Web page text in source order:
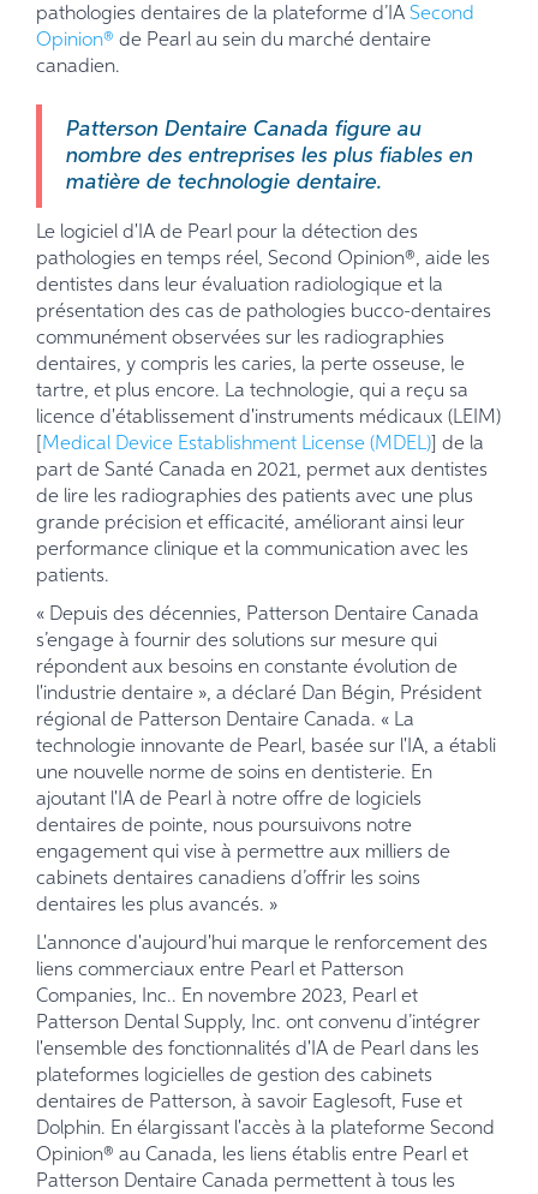
pathologies dentaires de la plateforme d’IA Second
Opinion® de Pearl au sein du marché dentaire
canadien.
Patterson Dentaire Canada figure au
nombre des entreprises les plus fiables en
matière de technologie dentaire.
Le logiciel d'IA de Pearl pour la détection des
pathologies en temps réel, Second Opinion®, aide les
dentistes dans leur évaluation radiologique et la
présentation des cas de pathologies bucco-dentaires
communément observées sur les radiographies
dentaires, y compris les caries, la perte osseuse, le
tartre, et plus encore. La technologie, qui a reçu sa
licence d'établissement d'instruments médicaux (LEIM)
Medical Device Establishment License (MDEL) ] de la
part de Santé Canada en 2021, permet aux dentistes
de lire les radiographies des patients avec une plus
grande précision et efficacité, améliorant ainsi leur
performance clinique et la communication avec les
patients.
« Depuis des décennies, Patterson Dentaire Canada
s’engage à fournir des solutions sur mesure qui
répondent aux besoins en constante évolution de
l'industrie dentaire », a déclaré Dan Bégin, Président
régional de Patterson Dentaire Canada. « La
technologie innovante de Pearl, basée sur l'IA, a établi
une nouvelle norme de soins en dentisterie. En
ajoutant l'IA de Pearl à notre offre de logiciels
dentaires de pointe, nous poursuivons notre
engagement qui vise à permettre aux milliers de
cabinets dentaires canadiens d’offrir les soins
dentaires les plus avancés. »
L'annonce d'aujourd'hui marque le renforcement des
liens commerciaux entre Pearl et Patterson
Companies, Inc.. En novembre 2023, Pearl et
Patterson Dental Supply, Inc. ont convenu d’intégrer
l'ensemble des fonctionnalités d'IA de Pearl dans les
plateformes logicielles de gestion des cabinets
dentaires de Patterson, à savoir Eaglesoft, Fuse et
Dolphin. En élargissant l'accès à la plateforme Second
Opinion® au Canada, les liens établis entre Pearl et
Patterson Dentaire Canada permettent à tous les